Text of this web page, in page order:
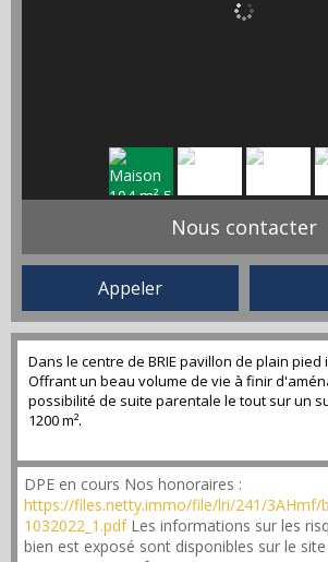
Nous contacter
Appeler
Dans le centre de BRIE pavillon de plain
Offrant un beau volume de vie à finir
possibilité de suite parentale le tout sur un
1200 m².
DPE en cours Nos honoraires :
https://files.netty.immo/file/lri/241/3AHmf/
1032022_1.pdfLes informations sur les
bien est exposé sont disponibles sur le